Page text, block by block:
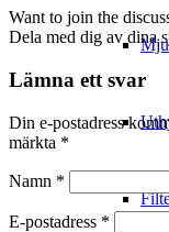
Want to join the
Dela med dig av dina
Lämna ett svar
Din e-postadress
märkta *
Namn *
E-postadress *